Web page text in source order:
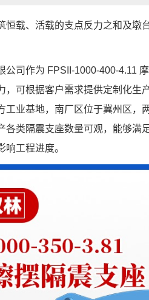
恒载、活载的支点反力之和及墩
公司作为 FPSII-1000-400-4.11
，可根据客户需求提供定制化生
工业基地，南厂区位于冀州区，
各类隔震支座数量可观，能够满
工程进度。